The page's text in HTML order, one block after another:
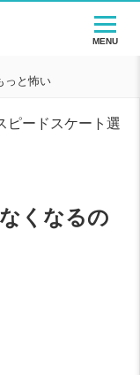
っと怖い
ピードスケート選
くなるの
MENU